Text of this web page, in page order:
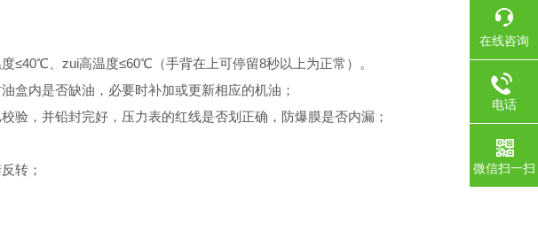
、zui高温度≤60℃（手背在上可停留8秒以上为正常）。
内是否缺油，必要时补加或更新相应的机油；
，并铅封完好，压力表的红线是否划正确，防爆膜是否内漏；
转；
在线咨询
电话
微信扫一扫